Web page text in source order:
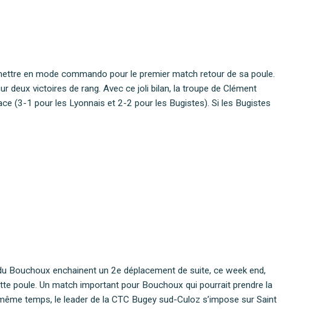
en mode commando pour le premier match retour de sa poule.
deux victoires de rang. Avec ce joli bilan, la troupe de Clément
(3-1 pour les Lyonnais et 2-2 pour les Bugistes). Si les Bugistes
Bouchoux enchainent un 2e déplacement de suite, ce week end,
poule. Un match important pour Bouchoux qui pourrait prendre la
temps, le leader de la CTC Bugey sud-Culoz s’impose sur Saint